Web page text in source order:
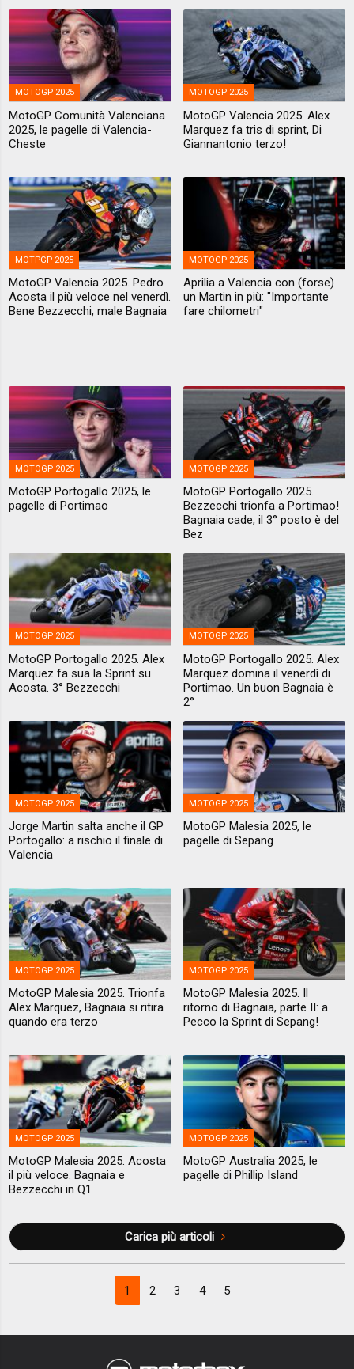
MOTOGP 2025
MotoGP Comunità Valenciana
2025, le pagelle di Valencia-
Cheste
MOTOGP 2025
MotoGP Valencia 2025. Alex
Marquez fa tris di sprint, Di
Giannantonio terzo!
MOTPGP 2025
MotoGP Valencia 2025. Pedro
Acosta il più veloce nel venerdì.
Bene Bezzecchi, male Bagnaia
MOTOGP 2025
Aprilia a Valencia con (forse)
un Martin in più: "Importante
fare chilometri"
MOTOGP 2025
MotoGP Portogallo 2025, le
pagelle di Portimao
MOTOGP 2025
MotoGP Portogallo 2025.
Bezzecchi trionfa a Portimao!
Bagnaia cade, il 3° posto è del
Bez
MOTOGP 2025
MotoGP Portogallo 2025. Alex
Marquez fa sua la Sprint su
Acosta. 3° Bezzecchi
MOTOGP 2025
MotoGP Portogallo 2025. Alex
Marquez domina il venerdì di
Portimao. Un buon Bagnaia è
2°
MOTOGP 2025
Jorge Martin salta anche il GP
Portogallo: a rischio il finale di
Valencia
MOTOGP 2025
MotoGP Malesia 2025, le
pagelle di Sepang
MOTOGP 2025
MotoGP Malesia 2025. Trionfa
Alex Marquez, Bagnaia si ritira
quando era terzo
MOTOGP 2025
MotoGP Malesia 2025. Il
ritorno di Bagnaia, parte II: a
Pecco la Sprint di Sepang!
MOTOGP 2025
MotoGP Malesia 2025. Acosta
il più veloce. Bagnaia e
Bezzecchi in Q1
MOTOGP 2025
MotoGP Australia 2025, le
pagelle di Phillip Island
Carica più articoli
1 2 3 4 5